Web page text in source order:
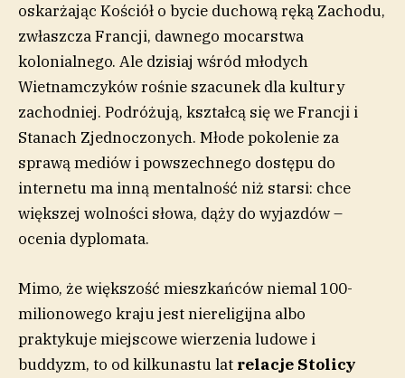
oskarżając Kościół o bycie duchową ręką Zachodu,
zwłaszcza Francji, dawnego mocarstwa
kolonialnego. Ale dzisiaj wśród młodych
Wietnamczyków rośnie szacunek dla kultury
zachodniej. Podróżują, kształcą się we Francji i
Stanach Zjednoczonych. Młode pokolenie za
sprawą mediów i powszechnego dostępu do
internetu ma inną mentalność niż starsi: chce
większej wolności słowa, dąży do wyjazdów –
ocenia dyplomata.
Mimo, że większość mieszkańców niemal 100-
milionowego kraju jest niereligijna albo
praktykuje miejscowe wierzenia ludowe i
buddyzm, to od kilkunastu lat relacje Stolicy